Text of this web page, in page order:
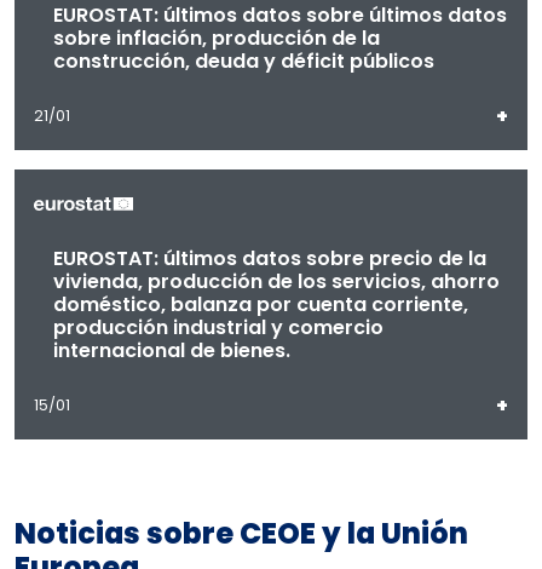
EUROSTAT: últimos datos sobre últimos datos
sobre inflación, producción de la
construcción, deuda y déficit públicos
21/01 +
EUROSTAT: últimos datos sobre precio de la
vivienda, producción de los servicios, ahorro
doméstico, balanza por cuenta corriente,
producción industrial y comercio
internacional de bienes.
15/01 +
Noticias sobre CEOE y la Unión